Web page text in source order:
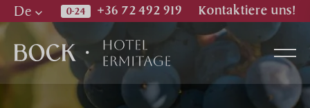
En
De +36 72 492 919 Kontaktiere uns!